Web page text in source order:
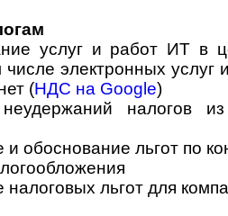
услуг и работ ИТ в
числе электронных услуг
(НДС на Google)
налогов
и обоснование льгот по
налоговых льгот для